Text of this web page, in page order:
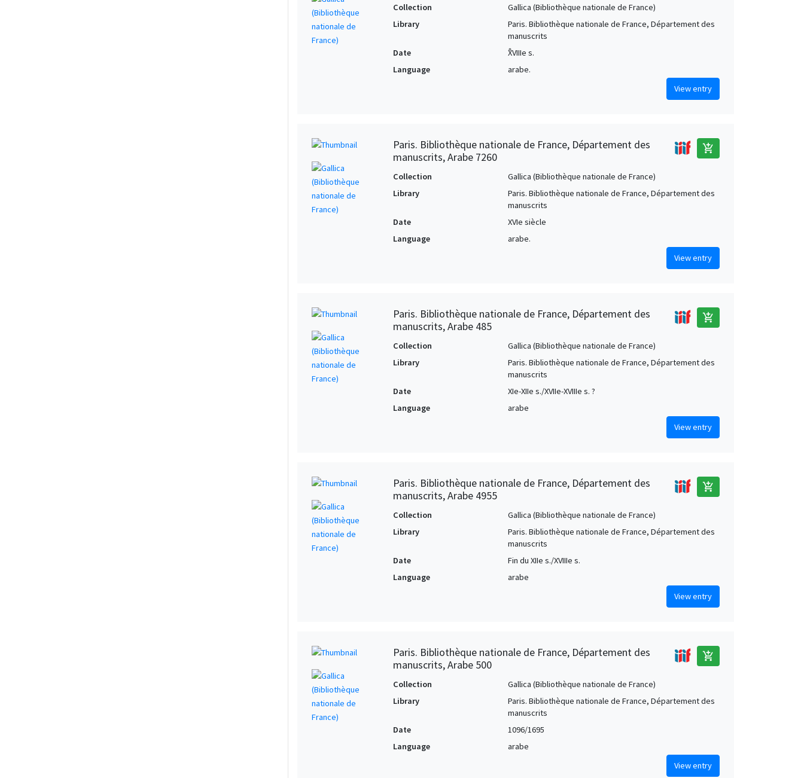
Collection
Gallica (Bibliothèque nationale de France)
Library
Paris. Bibliothèque nationale de France, Département des
manuscrits
Date
ْXVIIIe s.
Language
arabe.
View entry
Paris. Bibliothèque nationale de France, Département des
manuscrits, Arabe 7260
add_shopping_cart
Collection
Gallica (Bibliothèque nationale de France)
Library
Paris. Bibliothèque nationale de France, Département des
manuscrits
Date
XVIe siècle
Language
arabe.
View entry
Paris. Bibliothèque nationale de France, Département des
manuscrits, Arabe 485
add_shopping_cart
Collection
Gallica (Bibliothèque nationale de France)
Library
Paris. Bibliothèque nationale de France, Département des
manuscrits
Date
XIe-XIIe s./XVIIe-XVIIIe s. ?
Language
arabe
View entry
Paris. Bibliothèque nationale de France, Département des
manuscrits, Arabe 4955
add_shopping_cart
Collection
Gallica (Bibliothèque nationale de France)
Library
Paris. Bibliothèque nationale de France, Département des
manuscrits
Date
Fin du XIIe s./XVIIIe s.
Language
arabe
View entry
Paris. Bibliothèque nationale de France, Département des
manuscrits, Arabe 500
add_shopping_cart
Collection
Gallica (Bibliothèque nationale de France)
Library
Paris. Bibliothèque nationale de France, Département des
manuscrits
Date
1096/1695
Language
arabe
View entry